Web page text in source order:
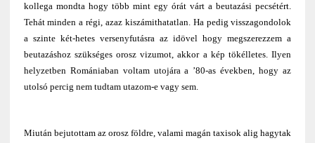
kollega mondta hogy több mint egy órát várt a beutazási pecsétért.
Tehát minden a régi, azaz kiszámithatatlan. Ha pedig visszagondolok
a szinte két-hetes versenyfutásra az idövel hogy megszerezzem a
beutazáshoz szükséges orosz vizumot, akkor a kép tökélletes. Ilyen
helyzetben Romániaban voltam utojára a ’80-as években, hogy az
utolsó percig nem tudtam utazom-e vagy sem.
Miután bejutottam az orosz földre, valami magán taxisok alig hagytak